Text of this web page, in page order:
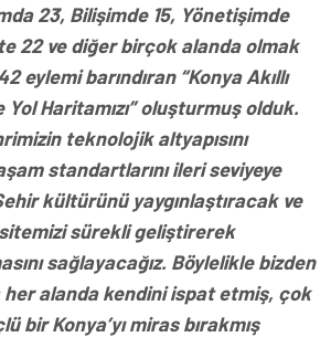
23, Bilişimde 15, Yönetişimde
22 ve diğer birçok alanda olmak
eylemi barındıran “Konya Akıllı
Haritamızı” oluşturmuş olduk.
teknolojik altyapısını
standartlarını ileri seviyeye
kültürünü yaygınlaştıracak ve
sürekli geliştirerek
sağlayacağız. Böylelikle bizden
alanda kendini ispat etmiş, çok
bir Konya’yı miras bırakmış